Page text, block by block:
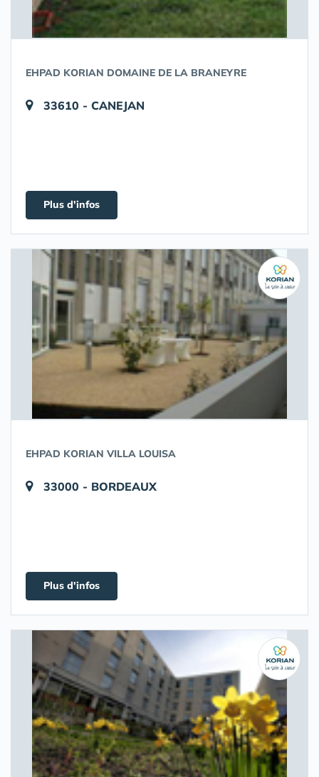
EHPAD KORIAN DOMAINE DE LA BRANEYRE
33610 - CANEJAN
Plus d'infos
EHPAD KORIAN VILLA LOUISA
33000 - BORDEAUX
Plus d'infos